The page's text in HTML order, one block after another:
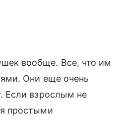
вообще. Все, что им
Они еще очень
Если взрослым не
простыми